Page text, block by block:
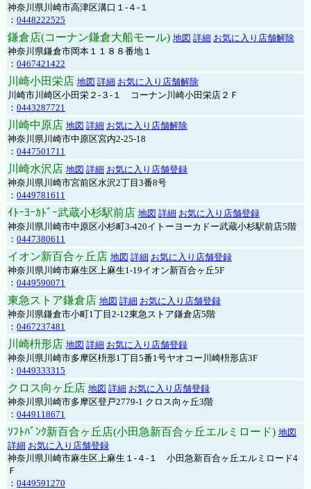
神奈川県川崎市高津区溝口１-４-１
： 0448222525
鎌倉店(コーナン鎌倉大船モール) 地図 詳細 お気に入り店舗解除
神奈川県鎌倉市岡本１１８８番地１
： 0467421422
川崎小田栄店 地図 詳細 お気に入り店舗解除
川崎市川崎区小田栄２‐３‐１ コーナン川崎小田栄店２Ｆ
： 0443287721
川崎中原店 地図 詳細 お気に入り店舗解除
神奈川県川崎市中原区宮内2-25-18
： 0447501711
川崎水沢店 地図 詳細 お気に入り店舗登録
神奈川県川崎市宮前区水沢2丁目3番8号
： 0449781611
ｲﾄｰﾖｰｶﾄﾞｰ武蔵小杉駅前店 地図 詳細 お気に入り店舗登録
神奈川県川崎市中原区小杉町3-420イトーヨーカドー武蔵小杉駅前店5階
： 0447380611
イオン新百合ヶ丘店 地図 詳細 お気に入り店舗登録
神奈川県川崎市麻生区上麻生1-19イオン新百合ヶ丘5F
： 0449590071
東急ストア鎌倉店 地図 詳細 お気に入り店舗登録
神奈川県鎌倉市小町1丁目2-12東急ストア鎌倉店5階
： 0467237481
川崎枡形店 地図 詳細 お気に入り店舗登録
神奈川県川崎市多摩区枡形1丁目5番1号ヤオコー川崎枡形店3F
： 0449333315
クロス向ヶ丘店 地図 詳細 お気に入り店舗登録
神奈川県川崎市多摩区登戸2779-1 クロス向ヶ丘3階
： 0449118671
ｿﾌﾄﾊﾞﾝｸ新百合ヶ丘店(小田急新百合ヶ丘エルミロード) 地図
詳細 お気に入り店舗登録
神奈川県川崎市麻生区上麻生１-４-１ 小田急新百合ヶ丘エルミロード4
Ｆ
： 0449591270